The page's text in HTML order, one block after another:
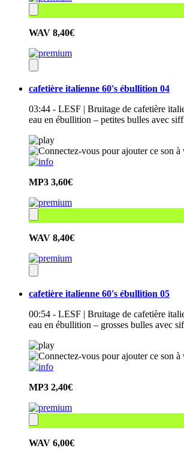
WAV 8,40€
cafetière italienne 60's ébullition 04
03:44 - LESF | Bruitage de cafetière
eau en ébullition – petites bulles avec
MP3 3,60€
WAV 8,40€
cafetière italienne 60's ébullition 05
00:54 - LESF | Bruitage de cafetière
eau en ébullition – grosses bulles avec
MP3 2,40€
WAV 6,00€